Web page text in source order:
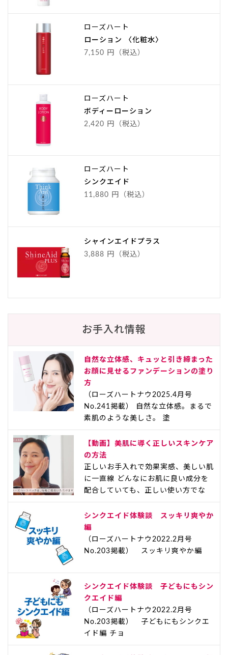
ローズハート
ローション 〈化粧水〉
7,150 円（税込）
ローズハート
ボディーローション
2,420 円（税込）
ローズハート
シンクエイド
11,880 円（税込）
シャインエイドプラス
3,888 円（税込）
お手入れ情報
自然な立体感、キュッと引き締まった
お顔に見せるファンデーションの塗り
方
（ローズハートナウ2025.4月号
No.241掲載） 自然な立体感。まるで
素肌のような美しさ。 塗
【動画】美肌に導く正しいスキンケア
の方法
正しいお手入れで効果実感、美しい肌
に一直線 どんなにお肌に良い成分を
配合していても、正しい使い方でな
シンクエイド体験談 スッキリ爽やか
編
（ローズハートナウ2022.2月号
No.203掲載） スッキリ爽やか編
シンクエイド体験談 子どもにもシン
クエイド編
（ローズハートナウ2022.2月号
No.203掲載） 子どもにもシンクエ
イド編 チョ